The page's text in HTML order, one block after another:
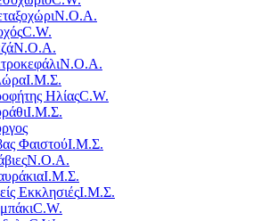
Ν.Ο.Α.
C.W.
Ν.Ο.Α.
Ν.Ο.Α.
Ι.Μ.Σ.
ΗλίαςC.W.
Ι.Μ.Σ.
ΦαιστούΙ.Μ.Σ.
Ν.Ο.Α.
Ι.Μ.Σ.
ΕκκλησιέςΙ.Μ.Σ.
C.W.